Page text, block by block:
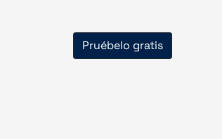
Pruébelo gratis